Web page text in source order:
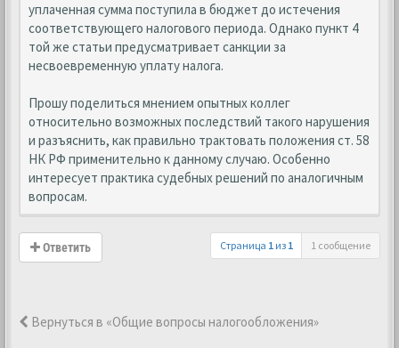
уплаченная сумма поступила в бюджет до истечения
соответствующего налогового периода. Однако пункт 4
той же статьи предусматривает санкции за
несвоевременную уплату налога.
Прошу поделиться мнением опытных коллег
относительно возможных последствий такого нарушения
и разъяснить, как правильно трактовать положения ст. 58
НК РФ применительно к данному случаю. Особенно
интересует практика судебных решений по аналогичным
вопросам.
Ответить Страница 1 из 1 1 сообщение
Вернуться в «Общие вопросы налогообложения»